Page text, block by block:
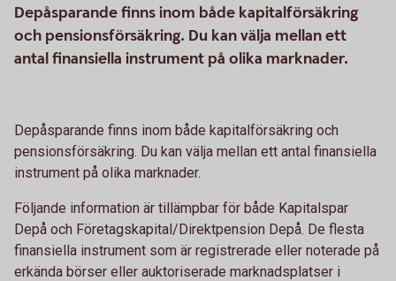
Depåsparande finns inom både kapitalförsäkring
och pensionsförsäkring. Du kan välja mellan ett
antal finansiella instrument på olika marknader.
Depåsparande finns inom både kapitalförsäkring och
pensionsförsäkring. Du kan välja mellan ett antal finansiella
instrument på olika marknader.
Följande information är tillämpbar för både Kapitalspar
Depå och Företagskapital/Direktpension Depå. De flesta
finansiella instrument som är registrerade eller noterade på
erkända börser eller auktoriserade marknadsplatser i